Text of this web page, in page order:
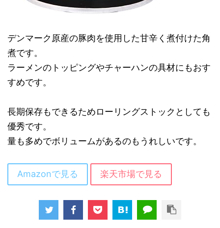
デンマーク原産の豚肉を使用した甘辛く煮付けた角
煮です。
ラーメンのトッピングやチャーハンの具材にもおす
すめです。
長期保存もできるためローリングストックとしても
優秀です。
量も多めでボリュームがあるのもうれしいです。
Amazonで見る 楽天市場で見る